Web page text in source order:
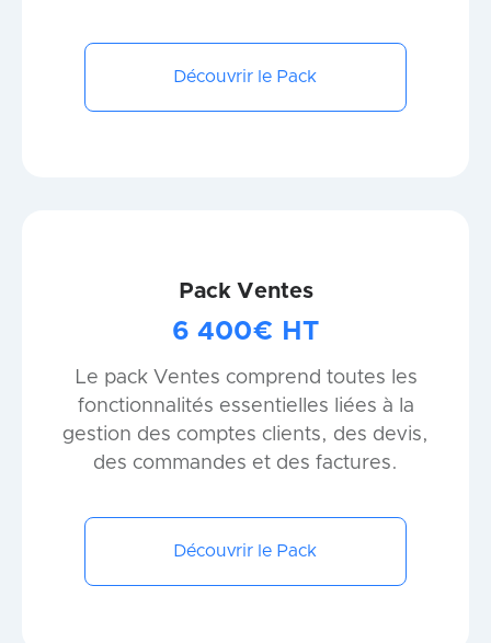
Découvrir le Pack
Pack Ventes
6 400€ HT
Le pack Ventes comprend toutes les
fonctionnalités essentielles liées à la
gestion des comptes clients, des devis,
des commandes et des factures.
Découvrir le Pack